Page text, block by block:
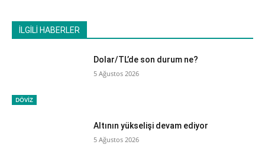
İLGİLİ HABERLER
DÖVİZ
Dolar/TL’de son durum ne?
5 Ağustos 2026
Altının yükselişi devam ediyor
5 Ağustos 2026